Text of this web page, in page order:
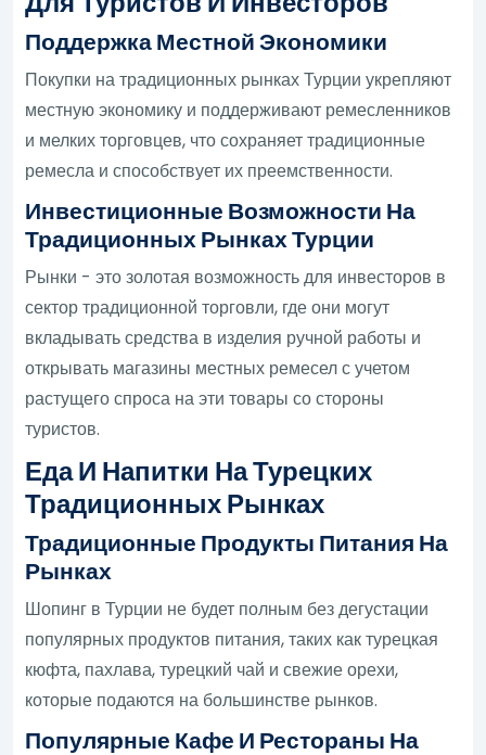
Поддержка Местной Экономики
Покупки на традиционных рынках Турции укрепляют
местную экономику и поддерживают ремесленников
и мелких торговцев, что сохраняет традиционные
ремесла и способствует их преемственности.
Инвестиционные Возможности На
Традиционных Рынках Турции
Рынки - это золотая возможность для инвесторов в
сектор традиционной торговли, где они могут
вкладывать средства в изделия ручной работы и
открывать магазины местных ремесел с учетом
растущего спроса на эти товары со стороны
туристов.
Еда И Напитки На Турецких
Традиционных Рынках
Традиционные Продукты Питания На
Рынках
Шопинг в Турции не будет полным без дегустации
популярных продуктов питания, таких как турецкая
кюфта, пахлава, турецкий чай и свежие орехи,
которые подаются на большинстве рынков.
Популярные Кафе И Рестораны На